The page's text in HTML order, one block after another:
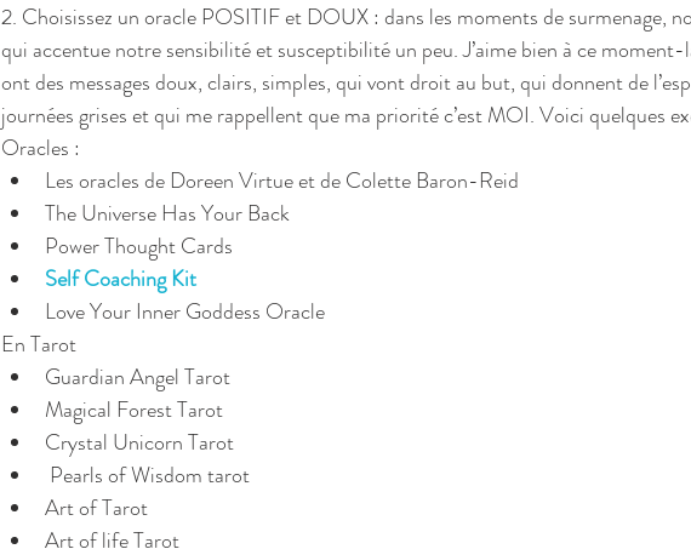
2. Choisissez un oracle POSITIF et DOUX : dans les moments de surmenage,
qui accentue notre sensibilité et susceptibilité un peu. J’aime bien à ce
ont des messages doux, clairs, simples, qui vont droit au but, qui donnent de
journées grises et qui me rappellent que ma priorité c’est MOI. Voici quelques
Oracles :
Les oracles de Doreen Virtue et de Colette Baron-Reid
The Universe Has Your Back
Power Thought Cards
Self Coaching Kit
Love Your Inner Goddess Oracle
En Tarot
Guardian Angel Tarot
Magical Forest Tarot
Crystal Unicorn Tarot
Pearls of Wisdom tarot
Art of Tarot
Art of life Tarot